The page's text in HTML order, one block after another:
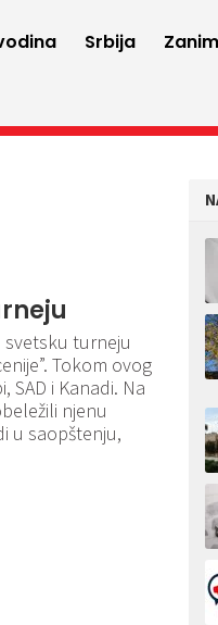
Srbija
svetsku turneju
Tokom ovog
SAD i Kanadi. Na
njenu
u saopštenju,